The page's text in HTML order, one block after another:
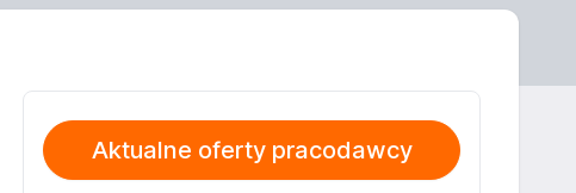
Aktualne oferty pracodawcy